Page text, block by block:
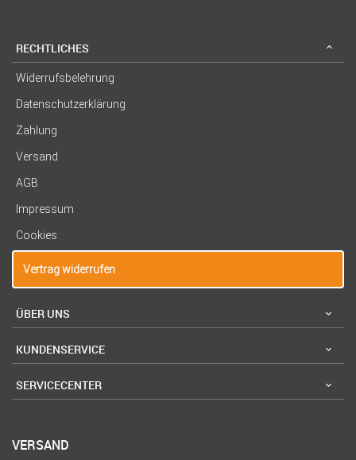
RECHTLICHES
Widerrufsbelehrung
Datenschutzerklärung
Zahlung
Versand
AGB
Impressum
Cookies
Vertrag widerrufen
ÜBER UNS
KUNDENSERVICE
SERVICECENTER
VERSAND